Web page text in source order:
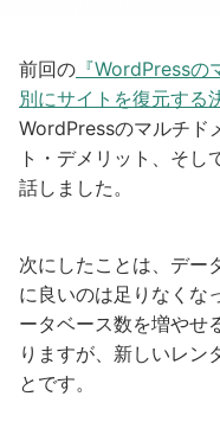
前回の 『WordPress
別にサイトを復元する
WordPressのマルチド
ト・デメリット、そ
話しました。
次にしたことは、デー
に良いのは足りなくな
ータベース数を増やせ
りますが、新しいレン
とです。